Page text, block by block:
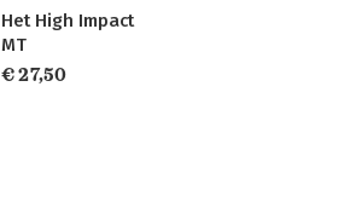
Het High Impact
MT
€ 27,50